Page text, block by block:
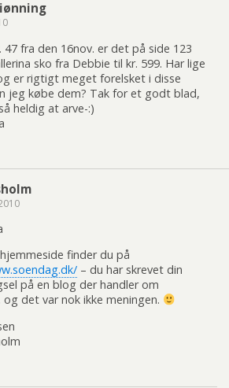
47 fra den 16nov. er det på side 123
sko fra Debbie til kr. 599. Har lige
er rigtigt meget forelsket i disse
jeg købe dem? Tak for et godt blad,
heldig at arve-:)
finder du på
– du har skrevet din
på en blog der handler om
det var nok ikke meningen.